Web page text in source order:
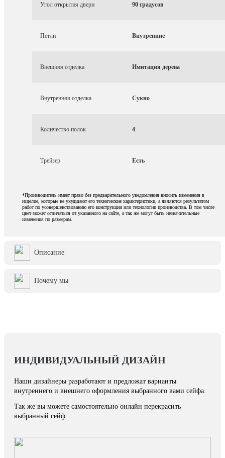
Угол открытия двери 90 градусов
Петли Внутренние
Внешняя отделка Имитация дерева
Внутренняя отделка Сукно
Количество полок 4
Трейзер Есть
*Производитель имеет право без предварительного уведомления вносить изменения в
изделие, которые не ухудшают его технические характеристики, а являются результатом
работ по усовершенствованию его конструкции или технологии производства. В том числе
цвет может отличаться от указанного на сайте, а так же могут быть незначительные
изменения по размерам.
Описание
Почему мы
ИНДИВИДУАЛЬНЫЙ ДИЗАЙН
Наши дизайнеры разработают и предложат варианты
внутреннего и внешнего оформления выбранного вами сейфа.
Так же вы можете самостоятельно онлайн перекрасить
выбранный сейф.